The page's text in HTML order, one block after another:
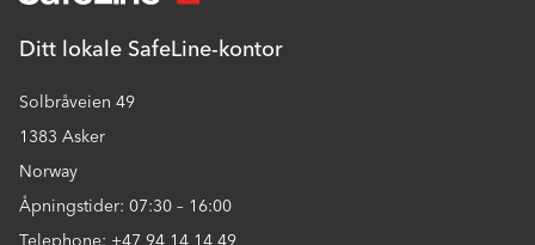
Ditt lokale SafeLine-kontor
Solbråveien 49
1383 Asker
Norway
Åpningstider: 07:30 – 16:00
Telephone: +47 94 14 14 49